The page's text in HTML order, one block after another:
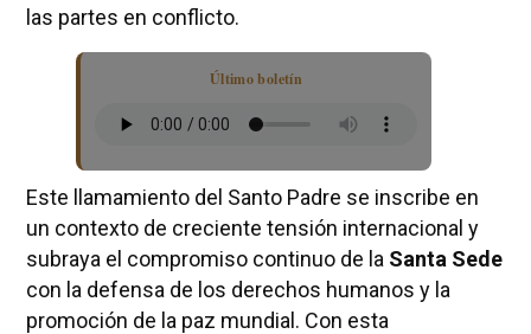
las partes en conflicto.
Último boletín
Este llamamiento del Santo Padre se inscribe en
un contexto de creciente tensión internacional y
subraya el compromiso continuo de la Santa Sede
con la defensa de los derechos humanos y la
promoción de la paz mundial. Con esta